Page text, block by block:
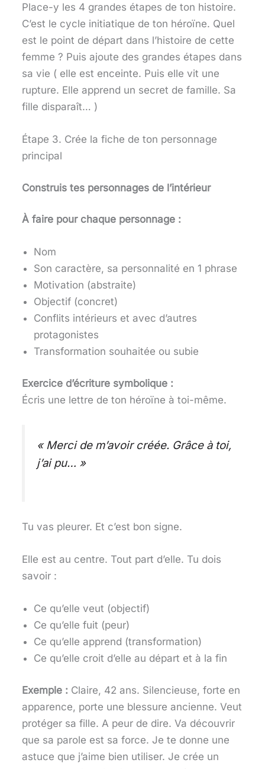
Place-y les 4 grandes étapes de ton histoire.
C’est le cycle initiatique de ton héroïne. Quel
est le point de départ dans l’histoire de cette
femme ? Puis ajoute des grandes étapes dans
sa vie ( elle est enceinte. Puis elle vit une
rupture. Elle apprend un secret de famille. Sa
fille disparaît… )
Étape 3. Crée la fiche de ton personnage
principal
Construis tes personnages de l’intérieur
À faire pour chaque personnage :
Nom
Son caractère, sa personnalité en 1 phrase
Motivation (abstraite)
Objectif (concret)
Conflits intérieurs et avec d’autres
protagonistes
Transformation souhaitée ou subie
Exercice d’écriture symbolique :
Écris une lettre de ton héroïne à toi-même.
« Merci de m’avoir créée. Grâce à toi,
j’ai pu… »
Tu vas pleurer. Et c’est bon signe.
Elle est au centre. Tout part d’elle. Tu dois
savoir :
Ce qu’elle veut (objectif)
Ce qu’elle fuit (peur)
Ce qu’elle apprend (transformation)
Ce qu’elle croit d’elle au départ et à la fin
Exemple : Claire, 42 ans. Silencieuse, forte en
apparence, porte une blessure ancienne. Veut
protéger sa fille. A peur de dire. Va découvrir
que sa parole est sa force. Je te donne une
astuce que j’aime bien utiliser. Je crée un